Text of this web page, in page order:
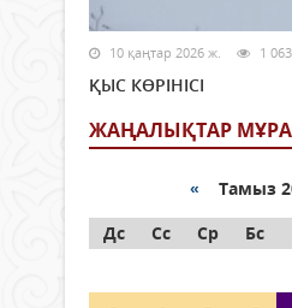
10 қаңтар 2026 ж. 1 063
ҚЫС КӨРІНІСІ
ЖАҢАЛЫҚТАР
« Тамыз
Дс
Сс Ср Бс